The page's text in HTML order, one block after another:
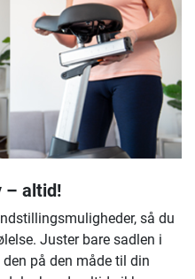
– altid!
så du
Juster bare sadlen i
på den måde til din